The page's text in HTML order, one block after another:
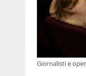
Giornalisti e